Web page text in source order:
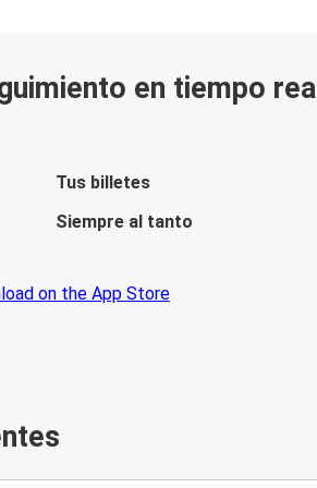
en tiempo real
Tus billetes
Siempre al tanto